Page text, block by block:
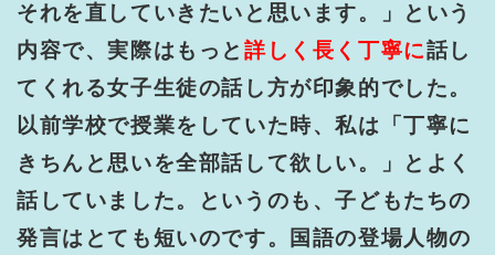
それを直していきたいと思います。」という
内容で、実際はもっと 詳しく長く丁寧に話し
てくれる女子生徒の話し方が印象的でした。
以前学校で授業をしていた時、私は「丁寧に
きちんと思いを全部話して欲しい。」とよく
話していました。というのも、子どもたちの
発言はとても短いのです。国語の登場人物の